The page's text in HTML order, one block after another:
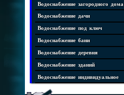
Водоснабжение загородного дома
Водоснабжение дачи
Водоснабжение под ключ
Водоснабжение бани
Водоснабжение деревня
Водоснабжение зданий
Водоснабжение индивидуальное